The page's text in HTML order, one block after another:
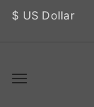
$ US Dollar